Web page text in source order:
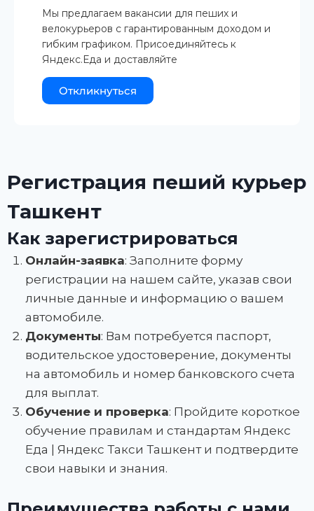
Мы предлагаем вакансии для пеших и
велокурьеров с гарантированным доходом и
гибким графиком. Присоединяйтесь к
Яндекс.Еда и доставляйте
Откликнуться
Регистрация пеший курьер
Ташкент
Как зарегистрироваться
Онлайн-заявка: Заполните форму
регистрации на нашем сайте, указав свои
личные данные и информацию о вашем
автомобиле.
Документы: Вам потребуется паспорт,
водительское удостоверение, документы
на автомобиль и номер банковского счета
для выплат.
Обучение и проверка: Пройдите короткое
обучение правилам и стандартам Яндекс
Еда | Яндекс Такси Ташкент и подтвердите
свои навыки и знания.